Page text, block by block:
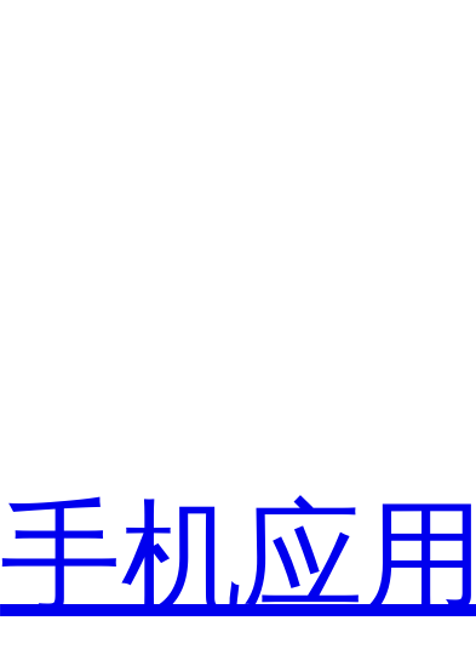
手机应用